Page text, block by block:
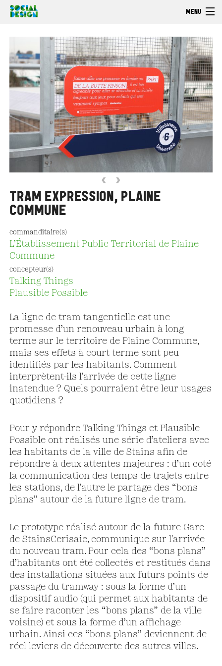
Aller au contenu principal
MENU
Découvrir
Faire
‹ ›
TRAM EXPRESSION, PLAINE
COMMUNE
commanditaire(s)
L’Établissement Public Territorial de Plaine
Commune
concepteur(s)
Talking Things
Plausible Possible
La ligne de tram tangentielle est une
promesse d’un renouveau urbain à long
terme sur le territoire de Plaine Commune,
mais ses effets à court terme sont peu
identifiés par les habitants. Comment
interprètent­-ils l’arrivée de cette ligne
inatendue ? Quels pourraient être leur usages
quotidiens ?
Pour y répondre Talking Things et Plausible
Possible ont réalisés une série d’ateliers avec
les habitants de la ville de Stains afin de
répondre à deux attentes majeures : d’un coté
la communication des temps de trajets entre
les stations, de l’autre le partage des “bons
plans” autour de la future ligne de tram.
Le prototype réalisé autour de la future Gare
de Stains­Cerisaie, communique sur l'arrivée
du nouveau tram. Pour cela des “bons plans”
d’habitants ont été collectés et restitués dans
des installations situées aux futurs points de
passage du tramway : sous la forme d’un
dispositif audio (qui permet aux habitants de
se faire raconter les “bons plans” de la ville
voisine) et sous la forme d’un affichage
urbain. Ainsi ces “bons plans” deviennent de
réel leviers de découverte des autres villes.